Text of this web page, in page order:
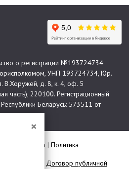
о регистрации №193724734
УНП 193724734, Юр.
В.Хоружей, д. 8, к. 4, оф. 5
часть), 220100. Регистрационный
Беларусь: 573511 от
Карта сайта | Политика
Договор публичной
×